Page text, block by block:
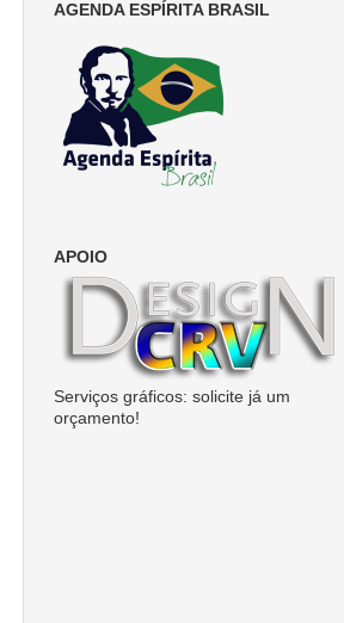
AGENDA ESPÍRITA BRASIL
APOIO
Serviços gráficos: solicite já um
orçamento!